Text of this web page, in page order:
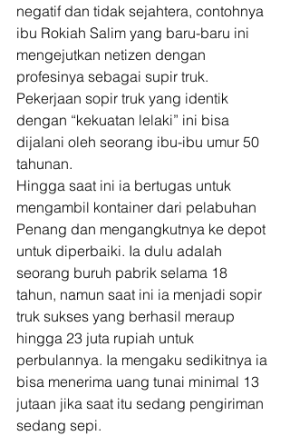
negatif dan tidak sejahtera, contohnya
ibu Rokiah Salim yang baru-baru ini
mengejutkan netizen dengan
profesinya sebagai supir truk.
Pekerjaan sopir truk yang identik
dengan “kekuatan lelaki” ini bisa
dijalani oleh seorang ibu-ibu umur 50
tahunan.
Hingga saat ini ia bertugas untuk
mengambil kontainer dari pelabuhan
Penang dan mengangkutnya ke depot
untuk diperbaiki. Ia dulu adalah
seorang buruh pabrik selama 18
tahun, namun saat ini ia menjadi sopir
truk sukses yang berhasil meraup
hingga 23 juta rupiah untuk
perbulannya. Ia mengaku sedikitnya ia
bisa menerima uang tunai minimal 13
jutaan jika saat itu sedang pengiriman
sedang sepi.